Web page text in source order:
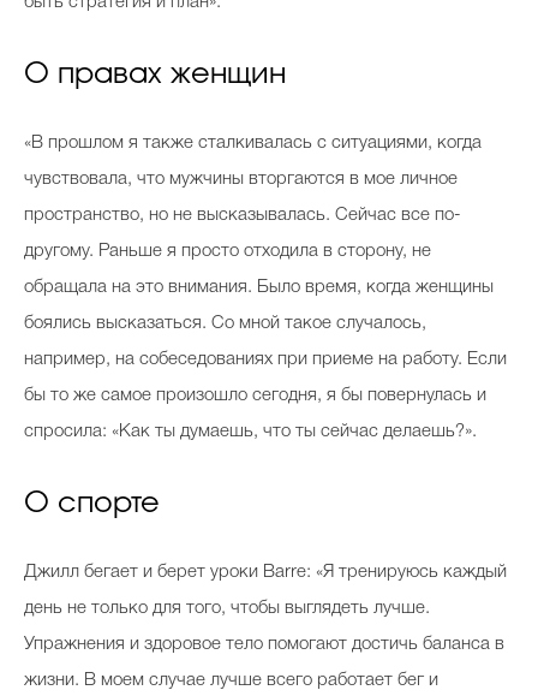
О правах женщин
«В прошлом я также сталкивалась с ситуациями, когда
чувствовала, что мужчины вторгаются в мое личное
пространство, но не высказывалась. Сейчас все по-
другому. Раньше я просто отходила в сторону, не
обращала на это внимания. Было время, когда женщины
боялись высказаться. Со мной такое случалось,
например, на собеседованиях при приеме на работу. Если
бы то же самое произошло сегодня, я бы повернулась и
спросила: «Как ты думаешь, что ты сейчас делаешь?».
О спорте
Джилл бегает и берет уроки Barre: «Я тренируюсь каждый
день не только для того, чтобы выглядеть лучше.
Упражнения и здоровое тело помогают достичь баланса в
жизни. В моем случае лучше всего работает бег и